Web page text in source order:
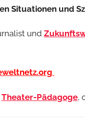
Situationen und
und
Theater-Pädagoge,